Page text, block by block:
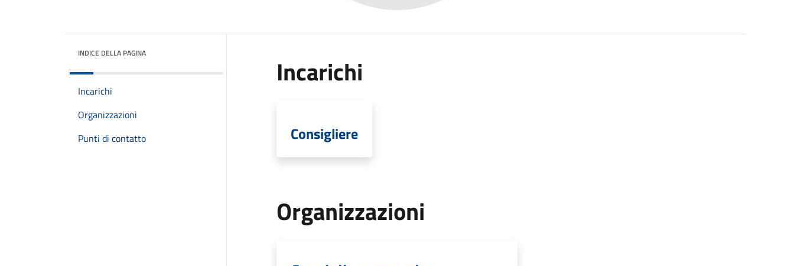
INDICE DELLA PAGINA
Incarichi
Organizzazioni
Punti di contatto
Incarichi
Consigliere
Organizzazioni